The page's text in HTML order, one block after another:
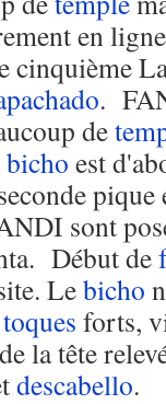
en
cinquième
.
de
bicho est
sont
Début de
Lebicho
toques forts,
la tête
descabello.